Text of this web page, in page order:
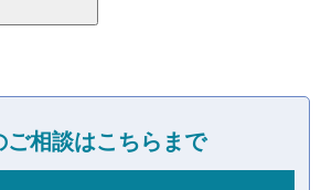
ご相談はこちらまで